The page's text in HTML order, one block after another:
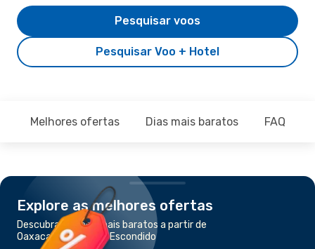
Pesquisar Voo + Hotel
Pesquisar voos
Melhores ofertas Dias mais baratos FAQ
Explore as melhores ofertas
Descubra os voos mais baratos a partir de
Oaxaca para Puerto Escondido